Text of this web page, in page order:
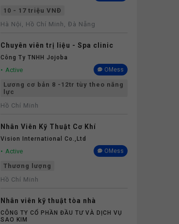
10 - 17 triệu VNĐ
Hà Nội, Hồ Chí Minh, Đà Nẵng
Chuyên viên trị liệu - Spa clinic
Công Ty TNHH Jojoba
Active OMess
Lương cơ bản 8 -12tr tùy theo năng
lực
Hồ Chí Minh
Nhân Viên Kỹ Thuật Cơ Khí
Vision International Co.,Ltd
Active OMess
Thương lượng
Hồ Chí Minh
Nhân viên kỹ thuật tòa nhà
CÔNG TY CỔ PHẦN ĐẦU TƯ VÀ DỊCH VỤ
SAO KIM